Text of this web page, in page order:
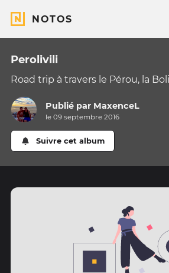
NOTOS
Perolivili
Road trip à travers le Pérou, la
Publié par MaxenceL
le 09 septembre 2016
Suivre cet album